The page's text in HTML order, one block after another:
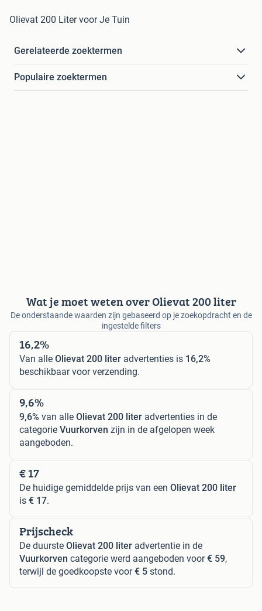
Olievat 200 Liter voor Je Tuin
Gerelateerde zoektermen
Populaire zoektermen
Wat je moet weten over Olievat 200 liter
De onderstaande waarden zijn gebaseerd op je zoekopdracht en de
ingestelde filters
16,2%
Van alle Olievat 200 liter advertenties is 16,2%
beschikbaar voor verzending.
9,6%
9,6% van alle Olievat 200 liter advertenties in de
categorie Vuurkorven zijn in de afgelopen week
aangeboden.
€ 17
De huidige gemiddelde prijs van een Olievat 200 liter
is € 17.
Prijscheck
De duurste Olievat 200 liter advertentie in de
Vuurkorven categorie werd aangeboden voor€ 59,
terwijl de goedkoopste voor€ 5 stond.